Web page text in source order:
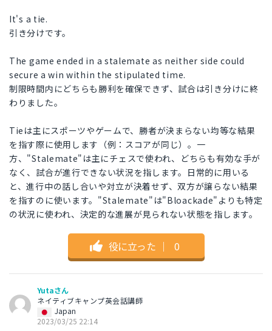
It's a tie.
引き分けです。
The game ended in a stalemate as neither side could
secure a win within the stipulated time.
制限時間内にどちらも勝利を確保できず、試合は引き分けに終
わりました。
Tieは主にスポーツやゲームで、勝者が決まらない均等な結果
を指す際に使用します（例：スコアが同じ）。一
方、"Stalemate"は主にチェスで使われ、どちらも有効な手が
なく、試合が進行できない状況を指します。日常的に用いる
と、進行中の話し合いや対立が決着せず、双方が譲らない結果
を指すのに使います。"Stalemate"は"Bloackade"よりも特定
の状況に使われ、決定的な進展が見られない状態を指します。
役に立った ｜ 0
Yutaさん
ネイティブキャンプ英会話講師
Japan
2023/03/25 22:14